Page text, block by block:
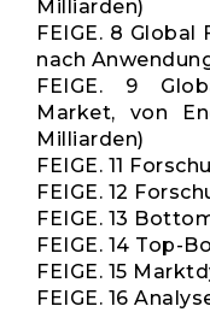
Milliarden)
FEIGE. 8
nach
FEIGE. 9
Market, von
Milliarden)
FEIGE. 11
FEIGE. 12
FEIGE. 13
FEIGE. 14 Top-
FEIGE. 15
FEIGE. 16